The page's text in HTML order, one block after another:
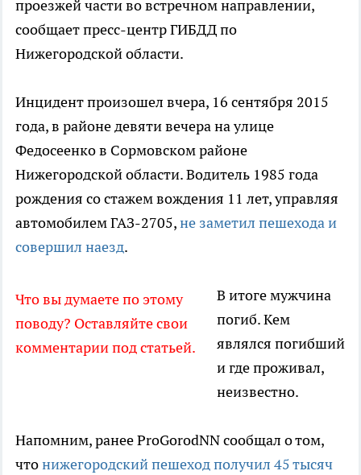
проезжей части во встречном направлении,
сообщает пресс-центр ГИБДД по
Нижегородской области.
Инцидент произошел вчера, 16 сентября 2015
года, в районе девяти вечера на улице
Федосеенко в Сормовском районе
Нижегородской области. Водитель 1985 года
рождения со стажем вождения 11 лет, управляя
автомобилем ГАЗ-2705,не заметил пешехода и
совершил наезд.
Что вы думаете по этому
поводу? Оставляйте свои
комментарии под статьей.
В итоге мужчина
погиб. Кем
являлся погибший
и где проживал,
неизвестно.
Напомним, ранее ProGorodNN сообщал о том,
чтонижегородский пешеход получил 45 тысяч